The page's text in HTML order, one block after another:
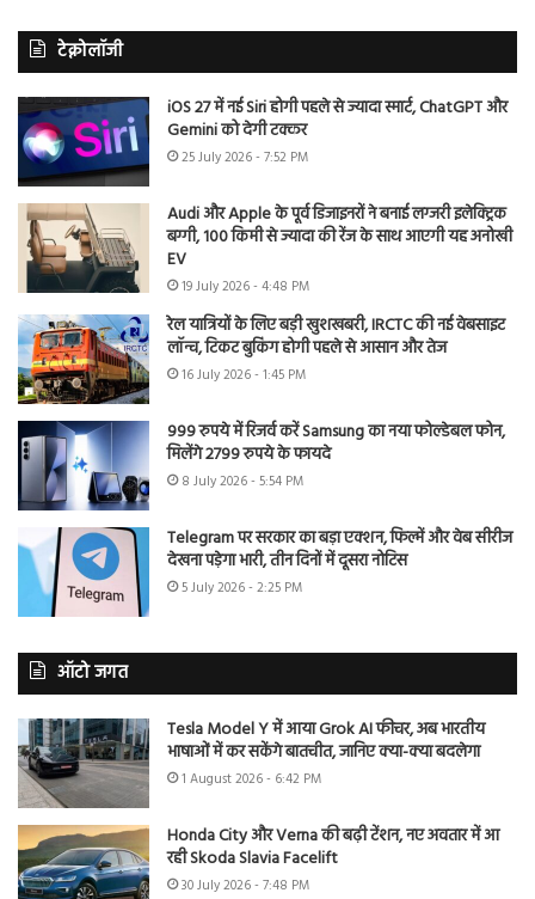
टेक्नोलॉजी
iOS 27 में नई Siri होगी पहले से ज्यादा स्मार्ट, ChatGPT और
Gemini को देगी टक्कर
25 July 2026 - 7:52 PM
Audi और Apple के पूर्व डिजाइनरों ने बनाई लग्जरी इलेक्ट्रिक
बग्गी, 100 किमी से ज्यादा की रेंज के साथ आएगी यह अनोखी
EV
19 July 2026 - 4:48 PM
रेल यात्रियों के लिए बड़ी खुशखबरी, IRCTC की नई वेबसाइट
लॉन्च, टिकट बुकिंग होगी पहले से आसान और तेज
16 July 2026 - 1:45 PM
999 रुपये में रिजर्व करें Samsung का नया फोल्डेबल फोन,
मिलेंगे 2799 रुपये के फायदे
8 July 2026 - 5:54 PM
Telegram पर सरकार का बड़ा एक्शन, फिल्में और वेब सीरीज
देखना पड़ेगा भारी, तीन दिनों में दूसरा नोटिस
5 July 2026 - 2:25 PM
ऑटो जगत
Tesla Model Y में आया Grok AI फीचर, अब भारतीय
भाषाओं में कर सकेंगे बातचीत, जानिए क्या-क्या बदलेगा
1 August 2026 - 6:42 PM
Honda City और Verna की बढ़ी टेंशन, नए अवतार में आ
रही Skoda Slavia Facelift
30 July 2026 - 7:48 PM